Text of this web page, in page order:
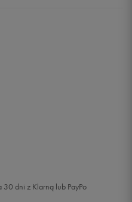
30 dni z Klarną lub PayPo